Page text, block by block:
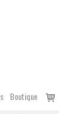
Boutique
Voir